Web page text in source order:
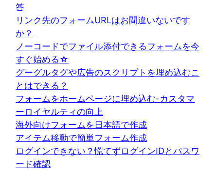
答
リンク先のフォームURLはお間違いないです
か？
ノーコードでファイル添付できるフォームを今
すぐ始める☆
グーグルタグや広告のスクリプトを埋め込むこ
とはできる？
フォームをホームページに埋め込む-カスタマ
ーロイヤルティの向上
海外向けフォームを日本語で作成
アイテム移動で簡単フォーム作成
ログインできない？慌てずログインIDとパスワ
ード確認